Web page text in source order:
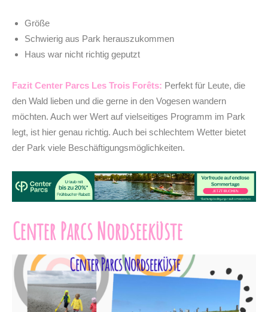
Größe
Schwierig aus Park herauszukommen
Haus war nicht richtig geputzt
Fazit Center Parcs Les Trois Forêts: Perfekt für Leute, die
den Wald lieben und die gerne in den Vogesen wandern
möchten. Auch wer Wert auf vielseitiges Programm im Park
legt, ist hier genau richtig. Auch bei schlechtem Wetter bietet
der Park viele Beschäftigungsmöglichkeiten.
Center Parcs Nordseeküste